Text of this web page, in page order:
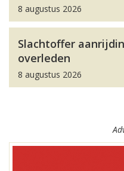
8 augustus 2026
Slachtoffer
overleden
8 augustus 2026